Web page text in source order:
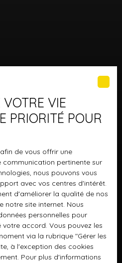
22 22
VOTRE VIE
PRIORITÉ POUR
de vous offrir une
communication pertinente sur
nous pouvons vous
avec vos centres d'intérêt.
d'améliorer la qualité de nos
notre site internet. Nous
personnelles pour
votre accord. Vous pouvez les
via la rubrique ″Gérer les
à l'exception des cookies
Pour plus d'informations